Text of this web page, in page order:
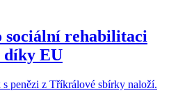
sociální rehabilitaci
díky EU